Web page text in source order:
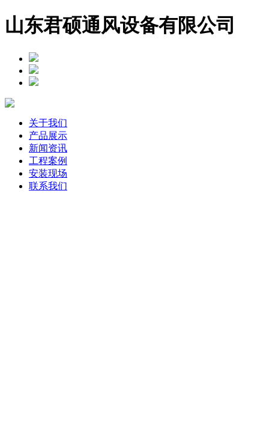
山东君硕通风设备有限公司
关于我们
产品展示
新闻资讯
工程案例
安装现场
联系我们